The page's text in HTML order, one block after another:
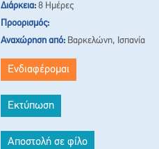
Διάρκεια: 8 Ημέρες
Προορισμός:
Αναχώρηση από: Βαρκελώνη, Ισπανία
Ενδιαφέρομαι
Εκτύπωση
Αποστολή σε φίλο